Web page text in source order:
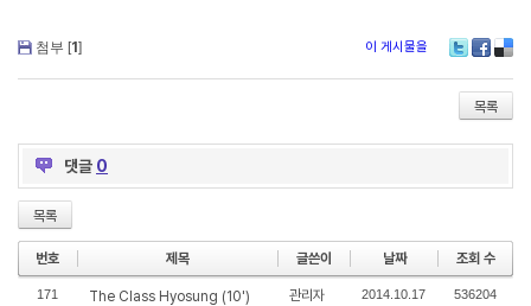
첨부 [1 ] 이 게시물을
목록
댓글 0
목록
번호 제목 글쓴이 날짜 조회 수
171
The Class Hyosung (10')
관리자 2014.10.17 536204